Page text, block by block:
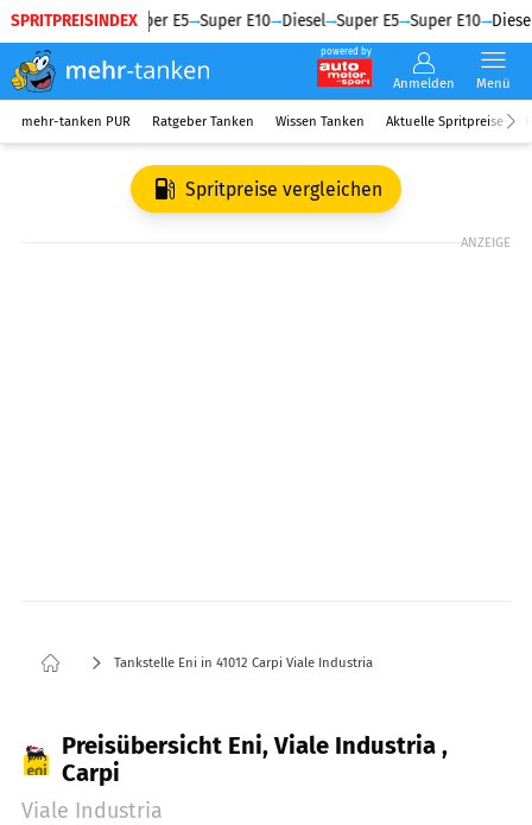
SPRITPREISINDEX
Diesel Super E5 Super E10 Diesel Super E5 Super E10 Diesel
powered by
Anmelden Menü
mehr-tanken PUR Ratgeber Tanken Wissen Tanken Aktuelle Spritpreise
Spritpreise vergleichen
ANZEIGE
Tankstelle Eni in 41012 Carpi Viale Industria
Preisübersicht Eni, Viale Industria ,
Carpi
Viale Industria